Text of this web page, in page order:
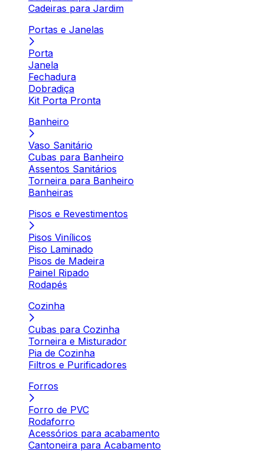
Cadeiras para Jardim
Portas e Janelas
Porta
Janela
Fechadura
Dobradiça
Kit Porta Pronta
Banheiro
Vaso Sanitário
Cubas para Banheiro
Assentos Sanitários
Torneira para Banheiro
Banheiras
Pisos e Revestimentos
Pisos Vinílicos
Piso Laminado
Pisos de Madeira
Painel Ripado
Rodapés
Cozinha
Cubas para Cozinha
Torneira e Misturador
Pia de Cozinha
Filtros e Purificadores
Forros
Forro de PVC
Rodaforro
Acessórios para acabamento
Cantoneira para Acabamento